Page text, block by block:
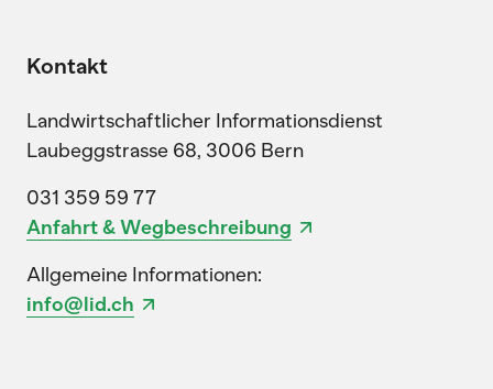
Kontakt
Landwirtschaftlicher Informationsdienst
Laubeggstrasse 68, 3006 Bern
031 359 59 77
Anfahrt & Wegbeschreibung
Allgemeine Informationen:
info@lid.ch